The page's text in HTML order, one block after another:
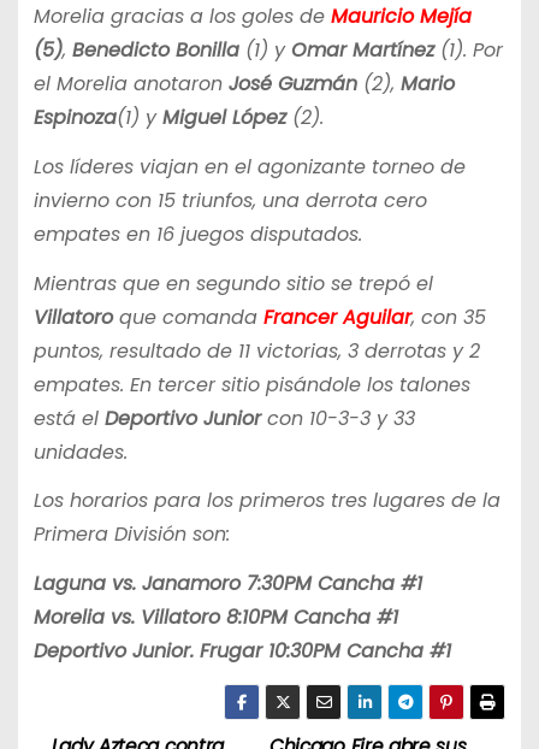
Morelia gracias a los goles de Mauricio Mejía
(5), Benedicto Bonilla(1) y Omar Martínez(1). Por
el Morelia anotaron José Guzmán(2), Mario
Espinoza(1) yMiguel López(2).
Los líderes viajan en el agonizante torneo de
invierno con 15 triunfos, una derrota cero
empates en 16 juegos disputados.
Mientras que en segundo sitio se trepó el
Villatoroque comanda Francer Aguilar, con 35
puntos, resultado de 11 victorias, 3 derrotas y 2
empates. En tercer sitio pisándole los talones
está el Deportivo Juniorcon 10-3-3 y 33
unidades.
Los horarios para los primeros tres lugares de la
Primera División son:
Laguna vs. Janamoro 7:30PM Cancha #1
Morelia vs. Villatoro 8:10PM Cancha #1
Deportivo Junior. Frugar 10:30PM Cancha #1